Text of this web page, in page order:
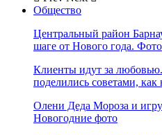
Общество
Центральный район
шаге от Нового года. Фото
Клиенты идут за
поделились советами,
Олени Деда Мороза и
Новогодние фото